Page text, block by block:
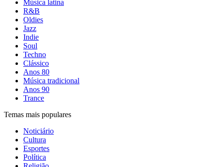
Música latina
R&B
Oldies
Jazz
Indie
Soul
Techno
Clássico
Anos 80
Música tradicional
Anos 90
Trance
Temas mais populares
Noticiário
Cultura
Esportes
Política